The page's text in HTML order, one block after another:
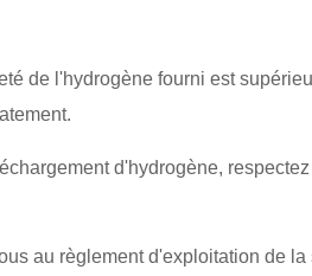
de l'hydrogène fourni est
d'hydrogène,
au règlement d'exploitation de